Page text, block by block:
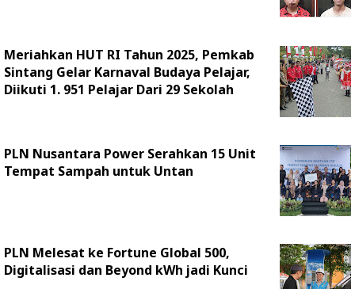
Meriahkan HUT RI Tahun 2025, Pemkab
Sintang Gelar Karnaval Budaya Pelajar,
Diikuti 1. 951 Pelajar Dari 29 Sekolah
PLN Nusantara Power Serahkan 15 Unit
Tempat Sampah untuk Untan
PLN Melesat ke Fortune Global 500,
Digitalisasi dan Beyond kWh jadi Kunci